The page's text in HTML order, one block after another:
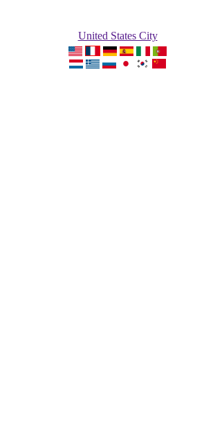
United States City